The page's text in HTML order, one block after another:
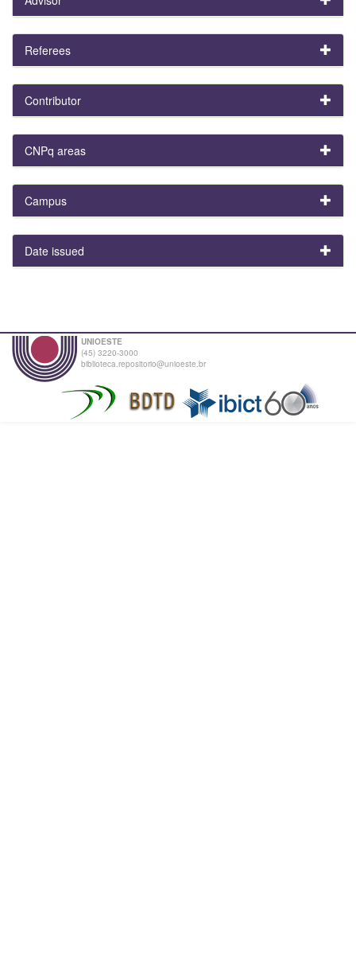
Referees
Contributor
CNPq areas
Campus
Date issued
UNIOESTE
(45) 3220-3000
biblioteca.repositorio@unioeste.br